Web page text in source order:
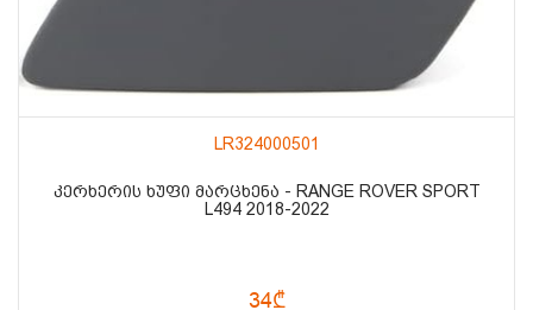
LR324000501
ᲙᲔᲠᲮᲔᲠᲘᲡ ᲮᲣᲤᲘ ᲛᲐᲠᲪᲮᲔᲜᲐ - RANGE ROVER SPORT
L494 2018-2022
34₾